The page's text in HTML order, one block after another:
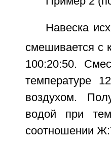
Навеска
смешивается с
100:20:50.
температуре
воздухом.
водой при
соотношении